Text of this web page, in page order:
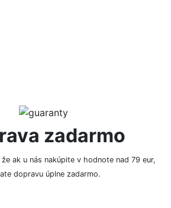
zadarmo
ak u nás nakúpite v hodnote nad 79 eur,
dopravu úplne zadarmo.